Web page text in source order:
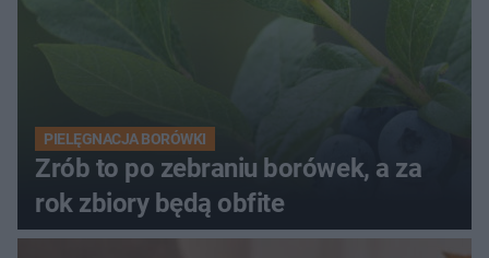
PIELĘGNACJA BORÓWKI
Zrób to po zebraniu borówek, a za
rok zbiory będą obfite